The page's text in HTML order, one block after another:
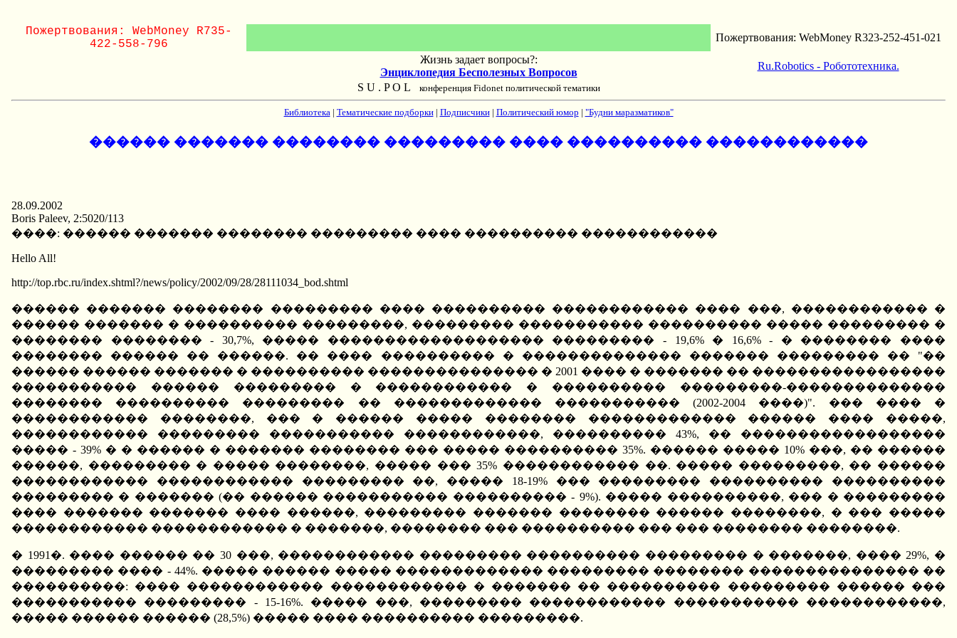
Пожертвования: WebMoney R735-
422-558-796
Пожертвования: WebMoney R323-252-451-021
Жизнь задает вопросы?:
Энциклопедия Бесполезных Вопросов
Ru.Robotics - Робототехника.
S U . P O L конференция Fidonet политической тематики
Библиотека| Тематические подборки| Подписчики| Политический юмор | "Будни маразматиков"
������ ������� �������� ��������� ���� ���������� ������������
28.09.2002
Boris Paleev, 2:5020/113
����: ������ ������� �������� ��������� ���� ���������� ������������
Hello All!
http://top.rbc.ru/index.shtml?/news/policy/2002/09/28/28111034_bod.shtml
������ ������� �������� ��������� ���� ���������� ������������ ���� ���, ������������ �
������ ������� � ���������� ���������, ��������� ����������� ���������� ����� ��������� �
�������� �������� - 30,7%, ����� ������������������� ��������� - 19,6% � 16,6% - � �������� ����
�������� ������ �� ������. �� ���� ���������� � �������������� ������� ��������� �� "��
������ ������ ������� � ���������� ��������������� � 2001 ���� � ������� �� �����������������
����������� ������ ��������� � ������������ � ���������� ���������-��������������
�������� ���������� ��������� �� ������������� ����������� (2002-2004 ����)". ��� ���� �
������������ ��������, ��� � ������ ����� �������� ������������� ������ ���� �����,
������������ ��������� ����������� ������������, ���������� 43%, �� ������������������
����� - 39% � � ������ � ������� �������� ��� ����� ���������� 35%. ������ ����� 10% ���, �� ������
������, ��������� � ����� ��������, ����� ��� 35% ������������ ��. ����� ���������, �� ������
������������ ������������ ��������� ��, ����� 18-19% ��� ��������� ���������� ����������
��������� � ������� (�� ������ ����������� ���������� - 9%). ����� ����������, ��� � ���������
���� ������� ������� ���� ������, ��������� ������� �������� ������ ��������, � ��� �����
������������ ������������ � �������, �������� ��� ���������� ��� ��� �������� ��������.
� 1991�. ���� ������ �� 30 ���, ������������ ��������� ���������� ��������� � �������, ���� 29%, �
��������� ���� - 44%. ����� ������ ����� ������������� ��������� �������� ��������������� ��
����������: ���� ������������ ������������ � ������� �� ���������� ��������� ������ ���
����������� ��������� - 15-16%. ����� ���, ��������� ������������ ����������� ������������,
����� ������ ������ (28,5%) ����� ���� ���������� ���������.